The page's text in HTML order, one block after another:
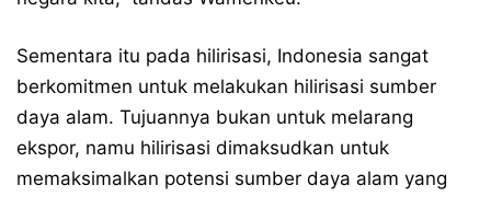
Sementara itu pada hilirisasi, Indonesia sangat
berkomitmen untuk melakukan hilirisasi sumber
daya alam. Tujuannya bukan untuk melarang
ekspor, namu hilirisasi dimaksudkan untuk
memaksimalkan potensi sumber daya alam yang